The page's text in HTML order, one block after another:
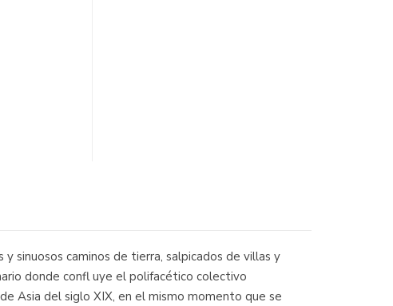
sinuosos caminos de tierra, salpicados de villas y
donde confl uye el polifacético colectivo
Asia del siglo XIX, en el mismo momento que se